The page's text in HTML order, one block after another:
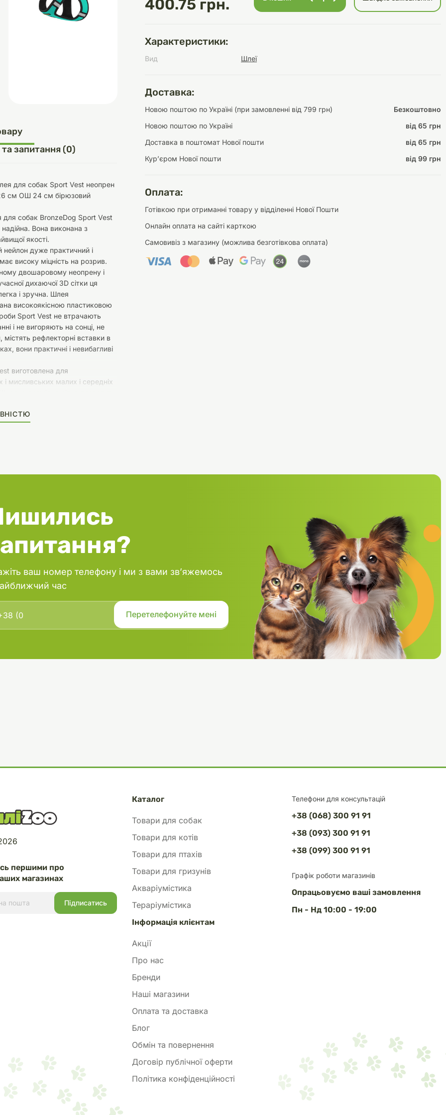
догляду
Переноски Автоаксесуари
та аскесуари
Інструменти для
догляду
Обігрівачі Освітлення
Засоби для догляду Декорації
400.75 грн.
Характеристики:
Вид Шлеї
Доставка:
Новою поштою по Україні (при замовленні від 799 грн)
Безкоштовно
Новою поштою по Україні
від 65 грн
Доставка в поштомат Нової пошти
від 65 грн
Курʼєром Нової пошти
від 99 грн
Оплата:
Готівкою при отриманні товару у відділенні Нової Пошти
Онлайн оплата на сайті карткою
Самовивіз з магазину (можлива безготівкова оплата)
та запитання (0)
для собак Sport Vest неопрен
см ОШ 24 см бірюзовий
собак BronzeDog Sport Vest
надійна. Вона виконана з
якості.
нейлон дуже практичний і
високу міцність на розрив.
двошаровому неопрену і
дихаючої 3D сітки ця
і зручна. Шлея
високоякісною пластиковою
Sport Vest не втрачають
і не вигоряють на сонці, не
містять рефлекторні вставки в
вони практичні і невибагливі
виготовлена для
і мисливських малих і середніх
ваш номер телефону і ми з вами зв’яжемось
час
Телефони для консультацій
+38 (068) 300 91 91
+38 (093) 300 91 91
+38 (099) 300 91 91
Графік роботи магазинів
Опрацьовуємо ваші замовлення
Пн - Нд 10:00 - 19:00
першими про
магазинах
Каталог
Товари для собак
Товари для котів
Товари для птахів
Товари для гризунів
Акваріумістика
Тераріумістика
Інформація клієнтам
Акції
Про нас
Бренди
Наші магазини
Оплата та доставка
Блог
Обмін та повернення
Договір публічної оферти
Політика конфіденційності